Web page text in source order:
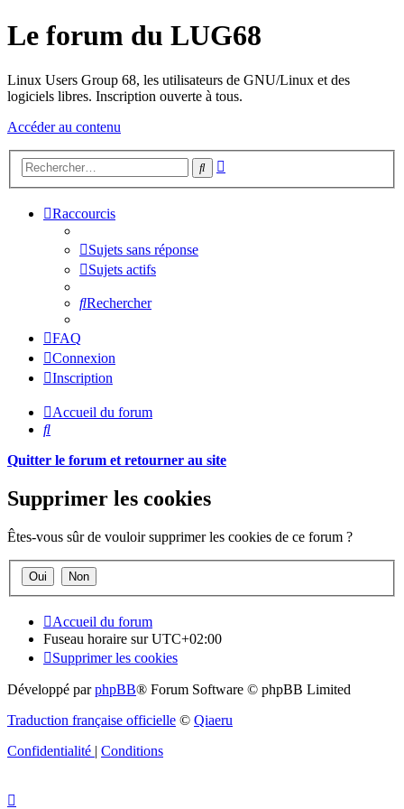
Le forum du LUG68
Linux Users Group 68, les utilisateurs de GNU/Linux et des
logiciels libres. Inscription ouverte à tous.
Accéder au contenu
Rechercher
Raccourcis
Sujets sans réponse
Sujets actifs
Rechercher
FAQ
Connexion
Inscription
Accueil du forum
Rechercher
Quitter le forum et retourner au site
Supprimer les cookies
Êtes-vous sûr de vouloir supprimer les cookies de ce forum ?
Accueil du forum
Fuseau horaire surUTC+02:00
Supprimer les cookies
Développé parphpBB® Forum Software © phpBB Limited
Traduction française officielle © Qiaeru
Confidentialité | Conditions